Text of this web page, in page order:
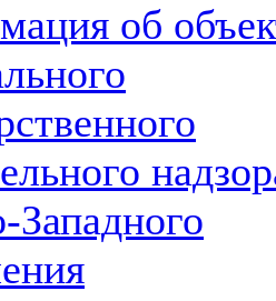
об
Западного